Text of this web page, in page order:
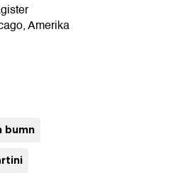
Amerika
bumn